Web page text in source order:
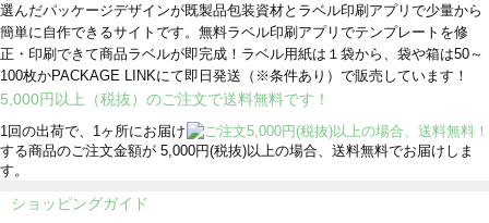
選んだパッケージデザインが既製品包装資材とラベル印刷アプリで少量から
簡単に自作できるサイトです。無料ラベル印刷アプリでテンプレートを修
正・印刷できて商品ラベルが即完成！ラベル用紙は１袋から、袋や箱は50～
100枚かPACKAGE LINKにて即日発送 （※条件あり） で販売しています！
5,000円以上（税抜）のご注文で送料無料です！
1回の出荷で、1ヶ所にお届け
する商品のご注文金額が 5,000円(税抜)以上の場合、送料無料でお届けしま
す。
ショッピングガイド